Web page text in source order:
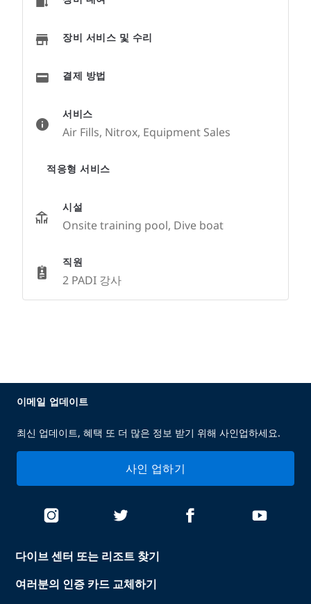
서비스
Air Fills, Nitrox, Equipment Sales
적응형 서비스
시설
Onsite training pool, Dive boat
직원
2 PADI 강사
장비 서비스 및 수리
결제 방법
다이브 센터 또는 리조트 찾기
여러분의 인증 카드 교체하기
이메일 업데이트
최신 업데이트, 혜택 또 더 많은 정보 받기 위해 사인업하세요.
사인 업하기